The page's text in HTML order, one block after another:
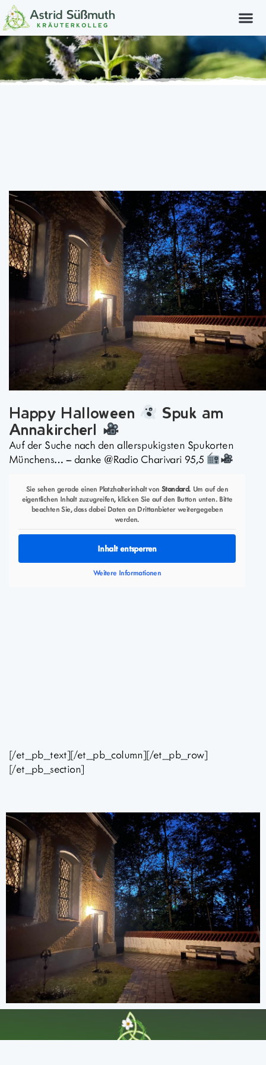
Happy Halloween
Spuk am
Annakircherl
Auf der Suche nach den allerspukigsten Spukorten
Münchens… – danke @Radio Charivari 95,5
Sie sehen gerade einen Platzhalterinhalt von Standard. Um auf den
eigentlichen Inhalt zuzugreifen, klicken Sie auf den Button unten. Bitte
beachten Sie, dass dabei Daten an Drittanbieter weitergegeben
werden.
Inhalt entsperren
Weitere Informationen
[/et_pb_text][/et_pb_column][/et_pb_row]
[/et_pb_section]